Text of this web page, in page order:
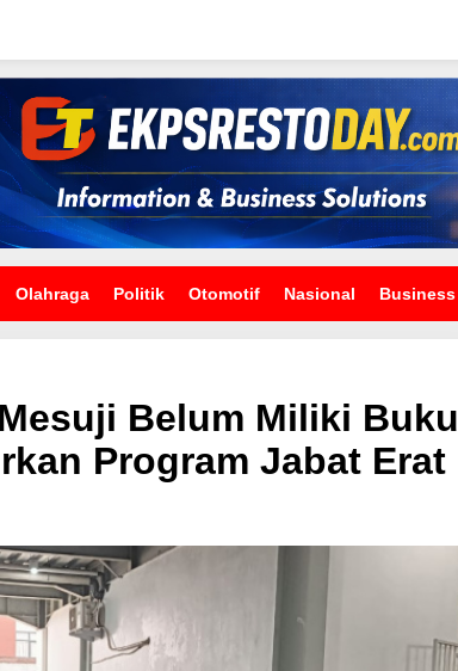
Olahraga Politik Otomotif Nasional Business
Belum Miliki Buku
Program Jabat Erat